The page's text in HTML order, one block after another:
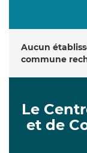
Aucun
commune
Le
et de